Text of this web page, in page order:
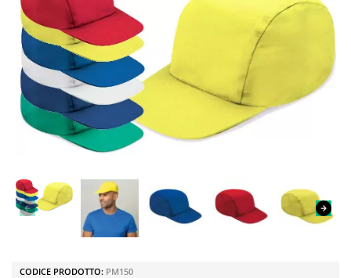
CODICE PRODOTTO: PM150